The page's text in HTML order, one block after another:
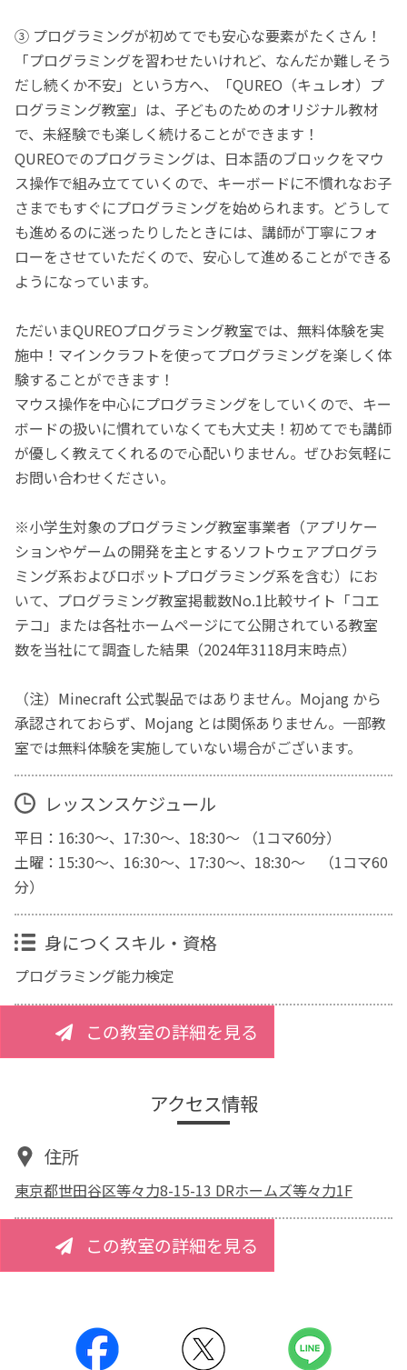
③ プログラミングが初めてでも安心な要素がたくさん！
「プログラミングを習わせたいけれど、なんだか難しそう
だし続くか不安」という方へ、「QUREO（キュレオ）プ
ログラミング教室」は、子どものためのオリジナル教材
で、未経験でも楽しく続けることができます！
QUREOでのプログラミングは、日本語のブロックをマウ
ス操作で組み立てていくので、キーボードに不慣れなお子
さまでもすぐにプログラミングを始められます。どうして
も進めるのに迷ったりしたときには、講師が丁寧にフォ
ローをさせていただくので、安心して進めることができる
ようになっています。
ただいまQUREOプログラミング教室では、無料体験を実
施中！マインクラフトを使ってプログラミングを楽しく体
験することができます！
マウス操作を中心にプログラミングをしていくので、キー
ボードの扱いに慣れていなくても大丈夫！初めてでも講師
が優しく教えてくれるので心配いりません。ぜひお気軽に
お問い合わせください。
※小学生対象のプログラミング教室事業者（アプリケー
ションやゲームの開発を主とするソフトウェアプログラ
ミング系およびロボットプログラミング系を含む）にお
いて、プログラミング教室掲載数No.1比較サイト「コエ
テコ」または各社ホームページにて公開されている教室
数を当社にて調査した結果（2024年3118月末時点）
（注）Minecraft 公式製品ではありません。Mojang から
承認されておらず、Mojang とは関係ありません。一部教
室では無料体験を実施していない場合がございます。
レッスンスケジュール
平日：16:30～、17:30～、18:30～ （1コマ60分）
土曜：15:30～、16:30～、17:30～、18:30～ （1コマ60
分）
身につくスキル・資格
プログラミング能力検定
この教室の詳細を見る
アクセス情報
住所
東京都世田谷区等々力8-15-13 DRホームズ等々力1F
この教室の詳細を見る